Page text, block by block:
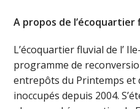
A propos de l’écoquartier
L’écoquartier fluvial de l’
programme de
entrepôts du Printemps et
inoccupés depuis 2004.